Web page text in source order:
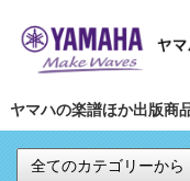
ヤマハの楽譜ほか出版商